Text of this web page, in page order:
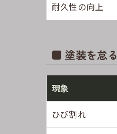
耐久性の向上
■ 塗装を怠
現象
ひび割れ